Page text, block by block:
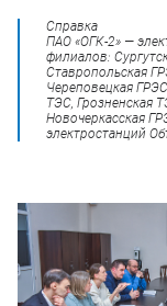
Справка
ПАО «ОГК-2» —
филиалов:
Ставропольская
Череповецкая
ТЭС, Грозненская
Новочеркасская
электростанций